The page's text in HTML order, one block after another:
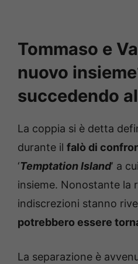
Tommaso e
nuovo
succedendo
La coppia si è detta
durante il falò di
‘Temptation Island‘ a
insieme. Nonostante la
indiscrezioni stanno
potrebbero essere
La separazione è